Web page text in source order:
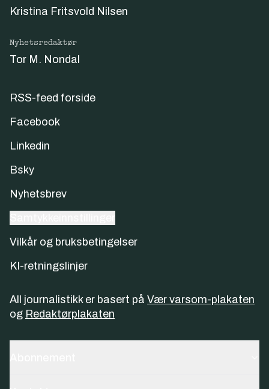
Kristina Fritsvold Nilsen
Nyhetsredaktør
Tor M. Nondal
RSS-feed forside
Facebook
Linkedin
Bsky
Nyhetsbrev
Vilkår og bruksbetingelser
KI-retningslinjer
All journalistikk er basert på Vær varsom-plakaten
og Redaktørplakaten